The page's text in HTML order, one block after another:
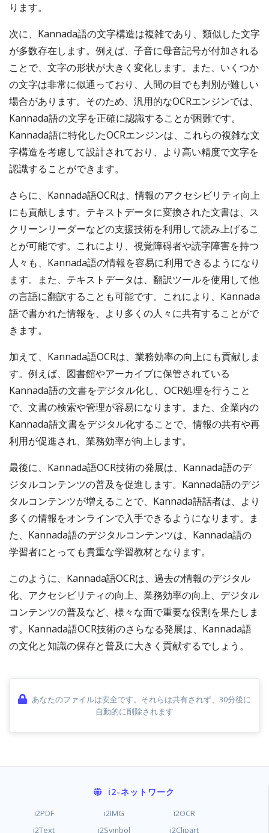
ります。
次に、Kannada語の文字構造は複雑であり、類似した文字
が多数存在します。例えば、子音に母音記号が付加される
ことで、文字の形状が大きく変化します。また、いくつか
の文字は非常に似通っており、人間の目でも判別が難しい
場合があります。そのため、汎用的なOCRエンジンでは、
Kannada語の文字を正確に認識することが困難です。
Kannada語に特化したOCRエンジンは、これらの複雑な文
字構造を考慮して設計されており、より高い精度で文字を
認識することができます。
さらに、Kannada語OCRは、情報のアクセシビリティ向上
にも貢献します。テキストデータに変換された文書は、ス
クリーンリーダーなどの支援技術を利用して読み上げるこ
とが可能です。これにより、視覚障碍者や読字障害を持つ
人々も、Kannada語の情報を容易に利用できるようになり
ます。また、テキストデータは、翻訳ツールを使用して他
の言語に翻訳することも可能です。これにより、Kannada
語で書かれた情報を、より多くの人々に共有することがで
きます。
加えて、Kannada語OCRは、業務効率の向上にも貢献しま
す。例えば、図書館やアーカイブに保管されている
Kannada語の文書をデジタル化し、OCR処理を行うこと
で、文書の検索や管理が容易になります。また、企業内の
Kannada語文書をデジタル化することで、情報の共有や再
利用が促進され、業務効率が向上します。
最後に、Kannada語OCR技術の発展は、Kannada語のデ
ジタルコンテンツの普及を促進します。Kannada語のデジ
タルコンテンツが増えることで、Kannada語話者は、より
多くの情報をオンラインで入手できるようになります。ま
た、Kannada語のデジタルコンテンツは、Kannada語の
学習者にとっても貴重な学習教材となります。
このように、Kannada語OCRは、過去の情報のデジタル
化、アクセシビリティの向上、業務効率の向上、デジタル
コンテンツの普及など、様々な面で重要な役割を果たしま
す。Kannada語OCR技術のさらなる発展は、Kannada語
の文化と知識の保存と普及に大きく貢献するでしょう。
あなたのファイルは安全です。それらは共有されず、30分後に
自動的に削除されます
i2-ネットワーク
i2PDF i2IMG
i2OCR
i2Text
i2Symbol i2Clipart